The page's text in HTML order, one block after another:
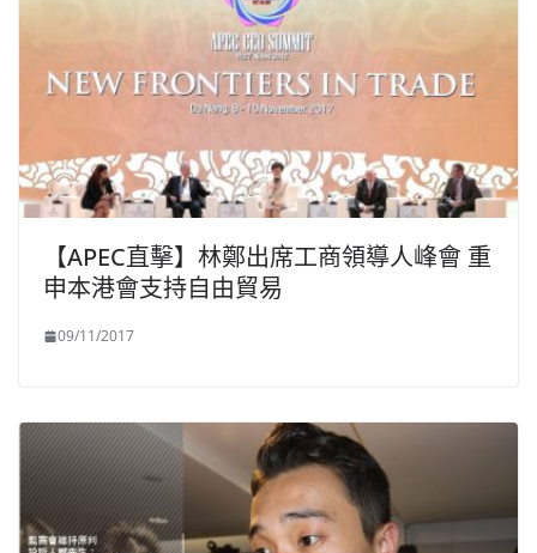
【APEC直擊】林鄭出席工商領導人峰會 重
申本港會支持自由貿易
09/11/2017